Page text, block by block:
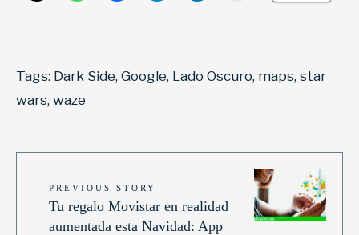
Tags: Dark Side, Google, Lado Oscuro, maps, star
wars, waze
PREVIOUS STORY
Tu regalo Movistar en realidad
aumentada esta Navidad: App